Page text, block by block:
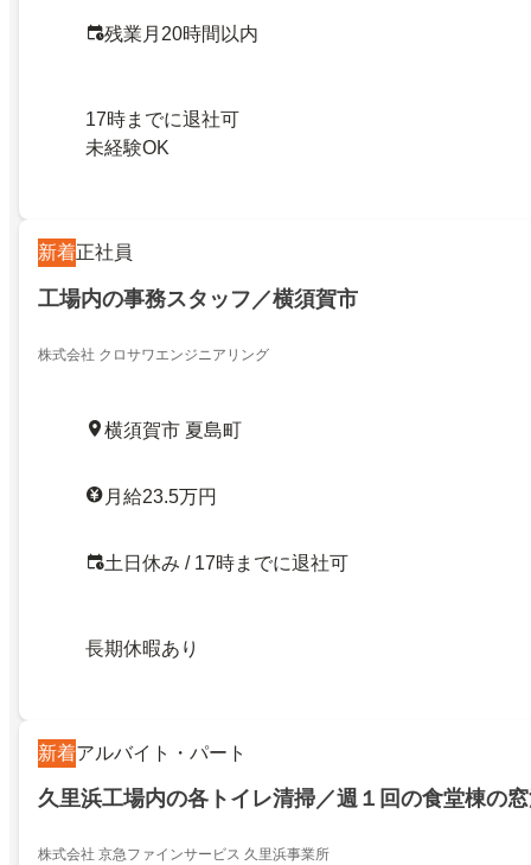
残業月20時間以内
17時までに退社可
未経験OK
新着正社員
工場内の事務スタッフ／横須賀市
株式会社 クロサワエンジニアリング
横須賀市 夏島町
月給23.5万円
土日休み / 17時までに退社可
長期休暇あり
新着アルバイト・パート
久里浜工場内の各トイレ清掃／週１回の食堂棟の
株式会社 京急ファインサービス 久里浜事業所